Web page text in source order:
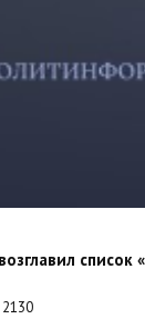
список
2130